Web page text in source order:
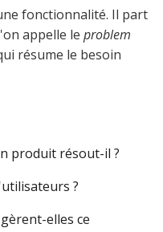
fonctionnalité. Il part
appelle le problem
résume le besoin
produit résout-il ?
?
elles ce